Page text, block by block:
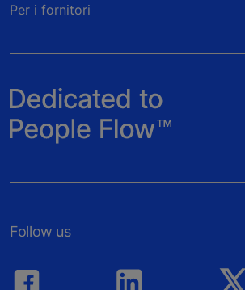
Per i fornitori
Follow us